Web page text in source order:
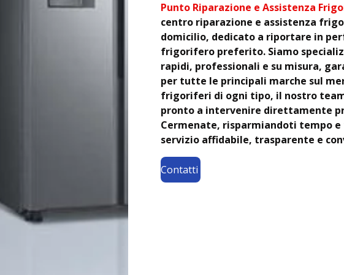
Punto Riparazione e Assistenza
centro riparazione e assistenza
domicilio, dedicato a riportare in
frigorifero preferito. Siamo
rapidi, professionali e su misura,
per tutte le principali marche sul
frigoriferi di ogni tipo, il nostro
pronto a intervenire direttamente
Cermenate, risparmiandoti tempo
servizio affidabile, trasparente e
Contatti